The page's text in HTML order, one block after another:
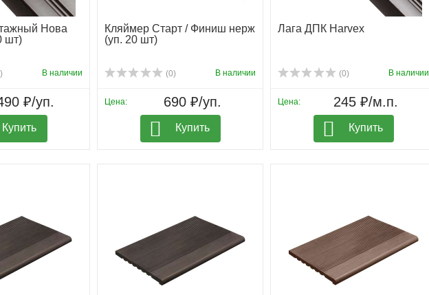
Нова
шт)
В наличии
₽/уп.
Купить
Кляймер Старт / Финиш нерж
(уп. 20 шт)
(0) В наличии
Цена: 690 ₽/уп.
Купить
Лага ДПК Harvex
(0) В наличии
Цена: 245 ₽/м.п.
Купить